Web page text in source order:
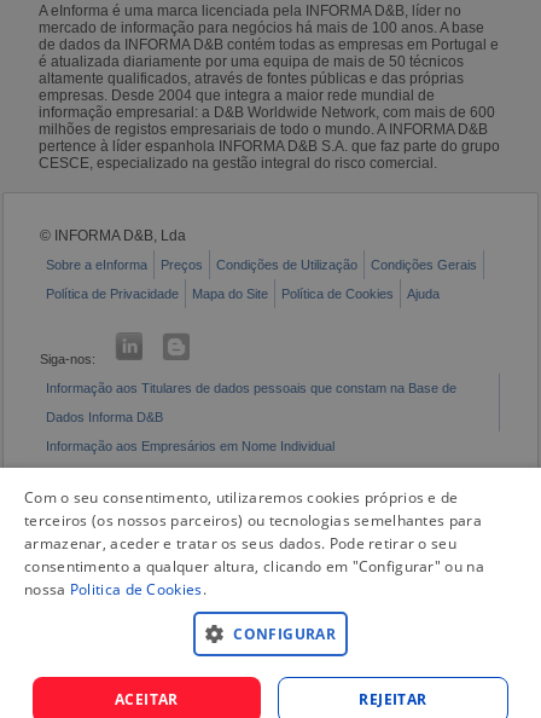
A eInforma é uma marca licenciada pela INFORMA D&B, líder no
mercado de informação para negócios há mais de 100 anos. A base
de dados da INFORMA D&B contém todas as empresas em Portugal e
é atualizada diariamente por uma equipa de mais de 50 técnicos
altamente qualificados, através de fontes públicas e das próprias
empresas. Desde 2004 que integra a maior rede mundial de
informação empresarial: a D&B Worldwide Network, com mais de 600
milhões de registos empresariais de todo o mundo. A INFORMA D&B
pertence à líder espanhola INFORMA D&B S.A. que faz parte do grupo
CESCE, especializado na gestão integral do risco comercial.
© INFORMA D&B, Lda
Sobre a eInforma Preços Condições de Utilização
Condições Gerais
Política de Privacidade
Mapa do Site Política de Cookies Ajuda
Siga-nos:
Informação aos Titulares de dados pessoais que constam na Base de
Dados Informa D&B
Informação aos Empresários em Nome Individual
Com o seu consentimento, utilizaremos cookies próprios e de
terceiros (os nossos parceiros) ou tecnologias semelhantes para
armazenar, aceder e tratar os seus dados. Pode retirar o seu
consentimento a qualquer altura, clicando em "Configurar" ou na
nossa Politica de Cookies.
CONFIGURAR
ACEITAR REJEITAR